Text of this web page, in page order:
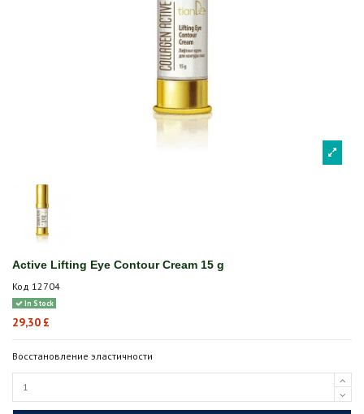
Active Lifting Eye Contour Cream 15 g
Код 12704
In Stock
29,30 £
Восстановление эластичности